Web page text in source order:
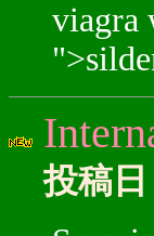
viagra
投稿日